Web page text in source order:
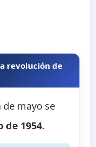
revolución de
de mayo se
de 1954.